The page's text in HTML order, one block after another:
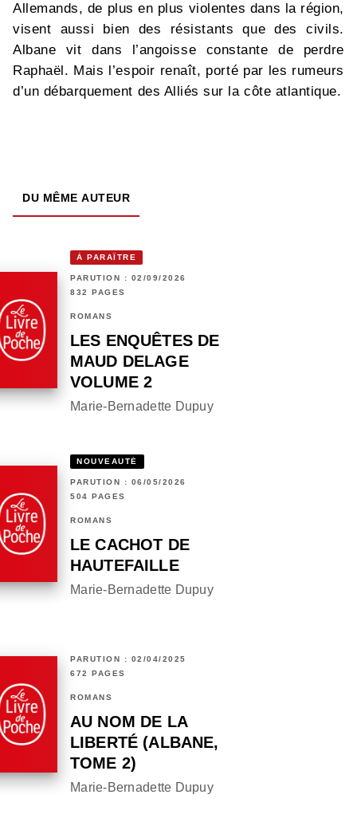
Allemands, de plus en plus violentes dans la région,
visent aussi bien des résistants que des civils.
Albane vit dans l’angoisse constante de perdre
Raphaël. Mais l’espoir renaît, porté par les rumeurs
d’un débarquement des Alliés sur la côte atlantique.
DU MÊME AUTEUR
À PARAÎTRE
PARUTION : 02/09/2026
832 PAGES
ROMANS
LES ENQUÊTES DE
MAUD DELAGE
VOLUME 2
Marie-Bernadette Dupuy
NOUVEAUTÉ
PARUTION : 06/05/2026
504 PAGES
ROMANS
LE CACHOT DE
HAUTEFAILLE
Marie-Bernadette Dupuy
PARUTION : 02/04/2025
672 PAGES
ROMANS
AU NOM DE LA
LIBERTÉ (ALBANE,
TOME 2)
Marie-Bernadette Dupuy